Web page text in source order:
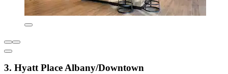
3. Hyatt Place Albany/Downtown